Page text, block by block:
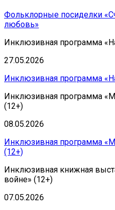
Фольклорные посиделки
любовь»
Инклюзивная программа
27.05.2026
Инклюзивная программа
Инклюзивная программа
(12+)
08.05.2026
Инклюзивная программа
(12+)
Инклюзивная книжная
войне» (12+)
07.05.2026